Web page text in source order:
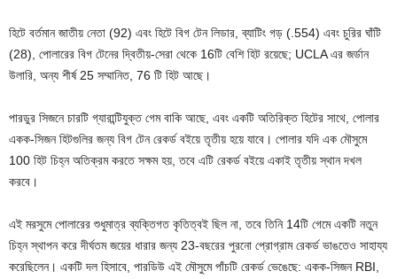
হিটে বর্তমান জাতীয় নেতা (92) এবং হিটে বিগ টেন লিডার, ব্যাটিং গড় (.554) এবং চুরির ঘাঁটি
(28), পোলারের বিগ টেনের দ্বিতীয়-সেরা থেকে 16টি বেশি হিট রয়েছে; UCLA এর জর্ডান
উলারি, অন্য শীর্ষ 25 সম্মানিত, 76 টি হিট আছে।
পারডুর সিজনে চারটি গ্যারান্টিযুক্ত গেম বাকি আছে, এবং একটি অতিরিক্ত হিটের সাথে, পোলার
একক-সিজন হিটগুলির জন্য বিগ টেন রেকর্ড বইয়ে তৃতীয় হয়ে যাবে। পোলার যদি এক মৌসুমে
100 হিট চিহ্ন অতিক্রম করতে সক্ষম হয়, তবে এটি রেকর্ড বইয়ে একাই তৃতীয় স্থান দখল
করবে।
এই মরসুমে পোলারের শুধুমাত্র ব্যক্তিগত কৃতিত্বই ছিল না, তবে তিনি 14টি গেমে একটি নতুন
চিহ্ন স্থাপন করে দীর্ঘতম জয়ের ধারার জন্য 23-বছরের পুরনো প্রোগ্রাম রেকর্ড ভাঙতেও সাহায্য
করেছিলেন। একটি দল হিসাবে, পারডিউ এই মৌসুমে পাঁচটি রেকর্ড ভেঙেছে: একক-সিজন RBI,